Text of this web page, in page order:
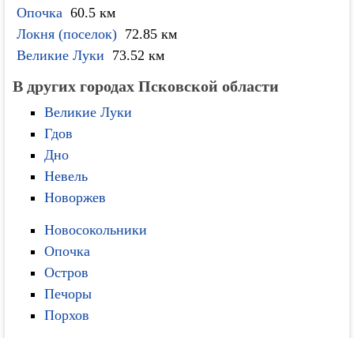
Опочка 60.5 км
Локня (поселок) 72.85 км
Великие Луки 73.52 км
В других городах Псковской области
Великие Луки
Гдов
Дно
Невель
Новоржев
Новосокольники
Опочка
Остров
Печоры
Порхов